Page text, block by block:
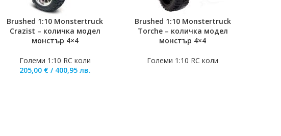
ДОБАВЯНЕ В КОЛИЧКАТА
Brushed 1:10 Monstertruck
Crazist – количка модел
монстър 4×4
Големи 1:10 RC коли
205,00 € / 400,95 лв.
ОЩЕBrushed 1:10 Monstertruck
Torche – количка модел
монстър 4×4
Големи 1:10 RC коли